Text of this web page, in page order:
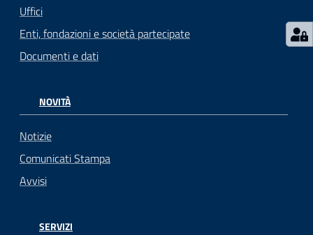
Uffici
Enti, fondazioni e società partecipate
Documenti e dati
NOVITÀ
Notizie
Comunicati Stampa
Avvisi
SERVIZI